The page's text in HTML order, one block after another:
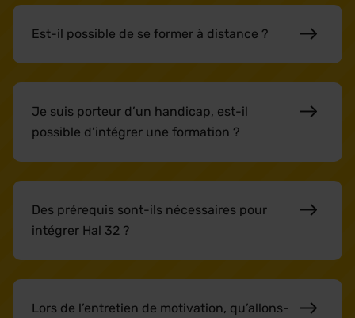
Est-il possible de se former à distance ?
Je suis porteur d’un handicap, est-il
possible d’intégrer une formation ?
Des prérequis sont-ils nécessaires pour
intégrer Hal 32 ?
Lors de l’entretien de motivation, qu’allons-